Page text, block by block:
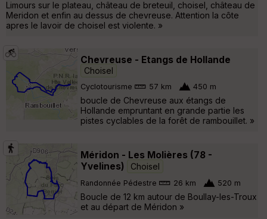
Limours sur le plateau, château de breteuil, choisel, château de
Meridon et enfin au dessus de chevreuse. Attention la côte
apres le lavoir de choisel est violente. »
Chevreuse - Etangs de Hollande
Choisel
Cyclotourisme 57 km 450 m
boucle de Chevreuse aux étangs de
Hollande empruntant en grande partie les
pistes cyclables de la forêt de rambouillet. »
Méridon - Les Molières (78 -
Yvelines)
Choisel
Randonnée Pédestre 26 km 520 m
Boucle de 12 km autour de Boullay-les-Troux
et au départ de Méridon »